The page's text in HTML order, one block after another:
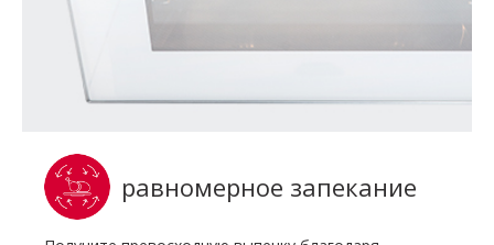
равномерное запекание